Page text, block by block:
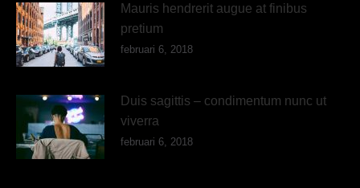
Mauris hendrerit augue at finibus
pretium
februari 6, 2018
Duis sagittis – condimentum nunc ut
viverra
februari 6, 2018